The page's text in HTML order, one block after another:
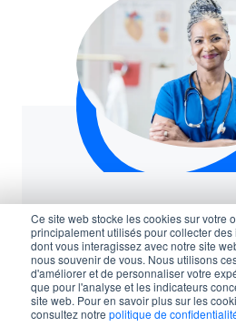
Ce site web stocke les cookies sur votre
principalement utilisés pour collecter
dont vous interagissez avec notre site
nous souvenir de vous. Nous utilisons
d'améliorer et de personnaliser votre
que pour l'analyse et les indicateurs
site web. Pour en savoir plus sur les
consultez notre politique de
NOUVELLE